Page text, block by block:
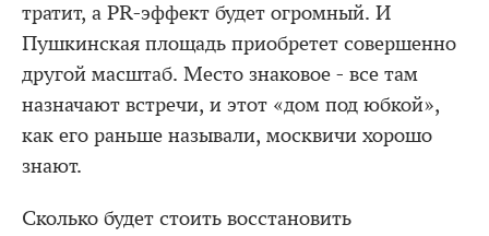
тратит, а PR-эффект будет огромный. И
Пушкинская площадь приобретет совершенно
другой масштаб. Место знаковое - все там
назначают встречи, и этот «дом под юбкой»,
как его раньше называли, москвичи хорошо
знают.
Сколько будет стоить восстановить